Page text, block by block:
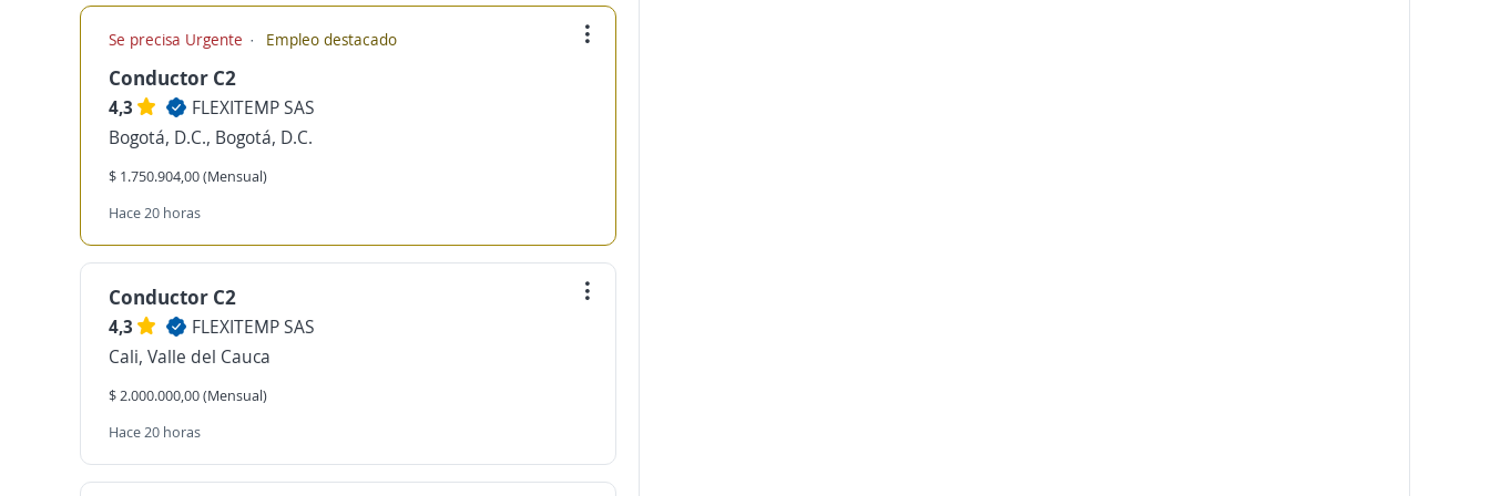
Se precisa Urgente Empleo destacado
Conductor C2
4,3
FLEXITEMP SAS
Bogotá, D.C., Bogotá, D.C.
$ 1.750.904,00 (Mensual)
Hace 20 horas
Conductor C2
4,3
FLEXITEMP SAS
Cali, Valle del Cauca
$ 2.000.000,00 (Mensual)
Hace 20 horas